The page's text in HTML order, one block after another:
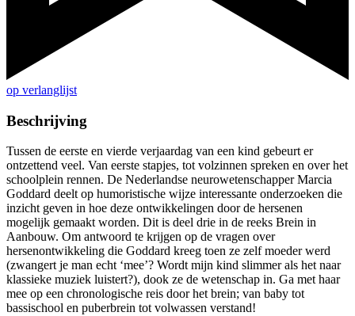
op verlanglijst
Beschrijving
Tussen de eerste en vierde verjaardag van een kind gebeurt er
ontzettend veel. Van eerste stapjes, tot volzinnen spreken en over het
schoolplein rennen. De Nederlandse neurowetenschapper Marcia
Goddard deelt op humoristische wijze interessante onderzoeken die
inzicht geven in hoe deze ontwikkelingen door de hersenen
mogelijk gemaakt worden. Dit is deel drie in de reeks Brein in
Aanbouw. Om antwoord te krijgen op de vragen over
hersenontwikkeling die Goddard kreeg toen ze zelf moeder werd
(zwangert je man echt ‘mee’? Wordt mijn kind slimmer als het naar
klassieke muziek luistert?), dook ze de wetenschap in. Ga met haar
mee op een chronologische reis door het brein; van baby tot
bassischool en puberbrein tot volwassen verstand!